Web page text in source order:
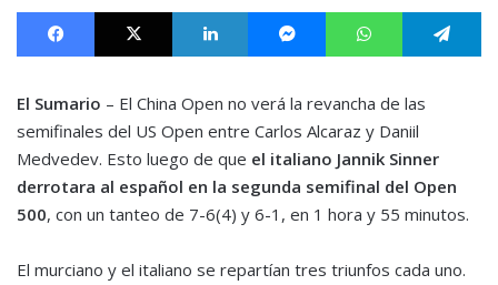
Facebook X LinkedIn MessengerWhatsApp
El Sumario – El China Open no verá la revancha de las
semifinales del US Open entre Carlos Alcaraz y Daniil
Medvedev. Esto luego de que el italiano Jannik Sinner
derrotara al español en la segunda semifinal del Open
500, con un tanteo de 7-6(4) y 6-1, en 1 hora y 55 minutos.
El murciano y el italiano se repartían tres triunfos cada uno.